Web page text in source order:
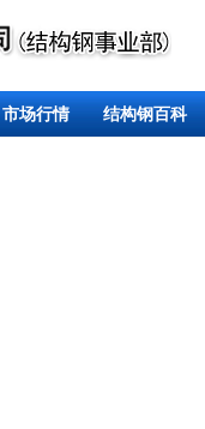
市场行情 结构钢百科